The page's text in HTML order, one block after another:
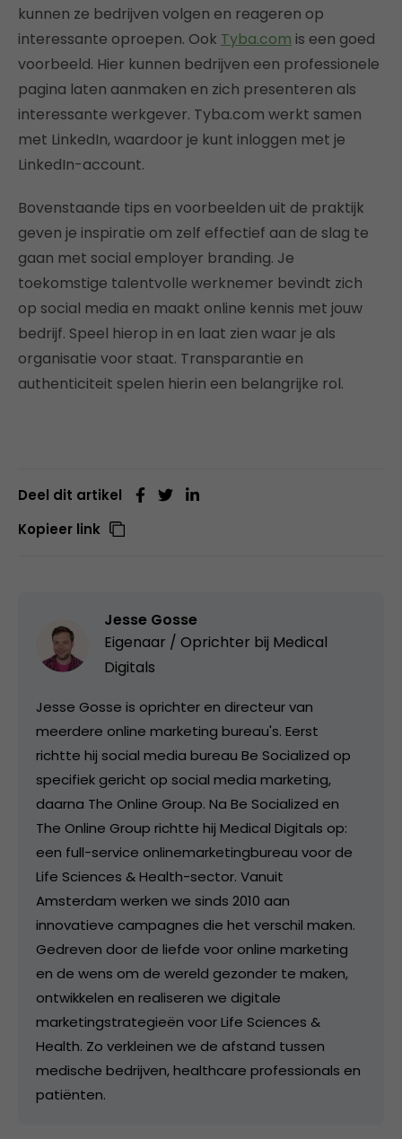
kunnen ze bedrijven volgen en reageren op
interessante oproepen. Ook Tyba.com is een goed
voorbeeld. Hier kunnen bedrijven een professionele
pagina laten aanmaken en zich presenteren als
interessante werkgever. Tyba.com werkt samen
met LinkedIn, waardoor je kunt inloggen met je
LinkedIn-account.
Bovenstaande tips en voorbeelden uit de praktijk
geven je inspiratie om zelf effectief aan de slag te
gaan met social employer branding. Je
toekomstige talentvolle werknemer bevindt zich
op social media en maakt online kennis met jouw
bedrijf. Speel hierop in en laat zien waar je als
organisatie voor staat. Transparantie en
authenticiteit spelen hierin een belangrijke rol.
Deel dit artikel
Kopieer link
Jesse Gosse
Eigenaar / Oprichter bij Medical
Digitals
Jesse Gosse is oprichter en directeur van
meerdere online marketing bureau's. Eerst
richtte hij social media bureau Be Socialized op
specifiek gericht op social media marketing,
daarna The Online Group. Na Be Socialized en
The Online Group richtte hij Medical Digitals op:
een full-service onlinemarketingbureau voor de
Life Sciences & Health-sector. Vanuit
Amsterdam werken we sinds 2010 aan
innovatieve campagnes die het verschil maken.
Gedreven door de liefde voor online marketing
en de wens om de wereld gezonder te maken,
ontwikkelen en realiseren we digitale
marketingstrategieën voor Life Sciences &
Health. Zo verkleinen we de afstand tussen
medische bedrijven, healthcare professionals en
patiënten.